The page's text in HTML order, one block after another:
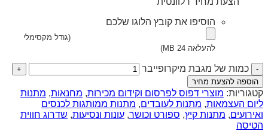
הוסיפו את קובץ הלוגו שלכם
(גודל מקסימלי
להעלאה 24 MB)
כמות של מגבת מיקרופייבר
הוספה להצעת מחיר
קטגוריות: מוצרי דפוס לפרסום וקידום מכירות, מחנאות, מתנות
ליום העצמאות, מתנות לעובדים, מתנות ממותגות לכנסים
ואירועים, מתנות קיץ, ספורט וכושר, עונות ונסיעות, שדרוג חווית
הטיסה